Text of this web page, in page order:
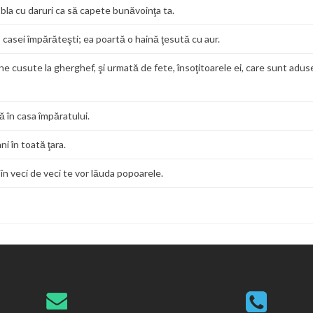
cu daruri ca să capete bunăvoinţa ta.
împărăteşti; ea poartă o haină ţesută cu aur.
cusute la gherghef, şi urmată de fete, însoţitoarele ei, care sunt
în casa împăratului.
în toată ţara.
veci de veci te vor lăuda popoarele.